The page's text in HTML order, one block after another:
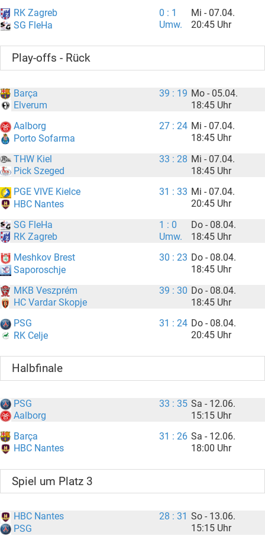
RK Zagreb
SG FleHa
0 : 1
Umw.
Mi - 07.04.
20:45 Uhr
Play-offs - Rück
Barça
Elverum
39 : 19 Mo - 05.04.
18:45 Uhr
Aalborg
Porto Sofarma
27 : 24 Mi - 07.04.
18:45 Uhr
THW Kiel
Pick Szeged
33 : 28 Mi - 07.04.
18:45 Uhr
PGE VIVE Kielce
HBC Nantes
31 : 33 Mi - 07.04.
20:45 Uhr
SG FleHa
RK Zagreb
1 : 0
Umw.
Do - 08.04.
18:45 Uhr
Meshkov Brest
Saporoschje
30 : 23 Do - 08.04.
18:45 Uhr
MKB Veszprém
HC Vardar Skopje
39 : 30 Do - 08.04.
18:45 Uhr
PSG
RK Celje
31 : 24 Do - 08.04.
20:45 Uhr
Halbfinale
PSG
Aalborg
33 : 35 Sa - 12.06.
15:15 Uhr
Barça
HBC Nantes
31 : 26 Sa - 12.06.
18:00 Uhr
Spiel um Platz 3
HBC Nantes
PSG
28 : 31 So - 13.06.
15:15 Uhr